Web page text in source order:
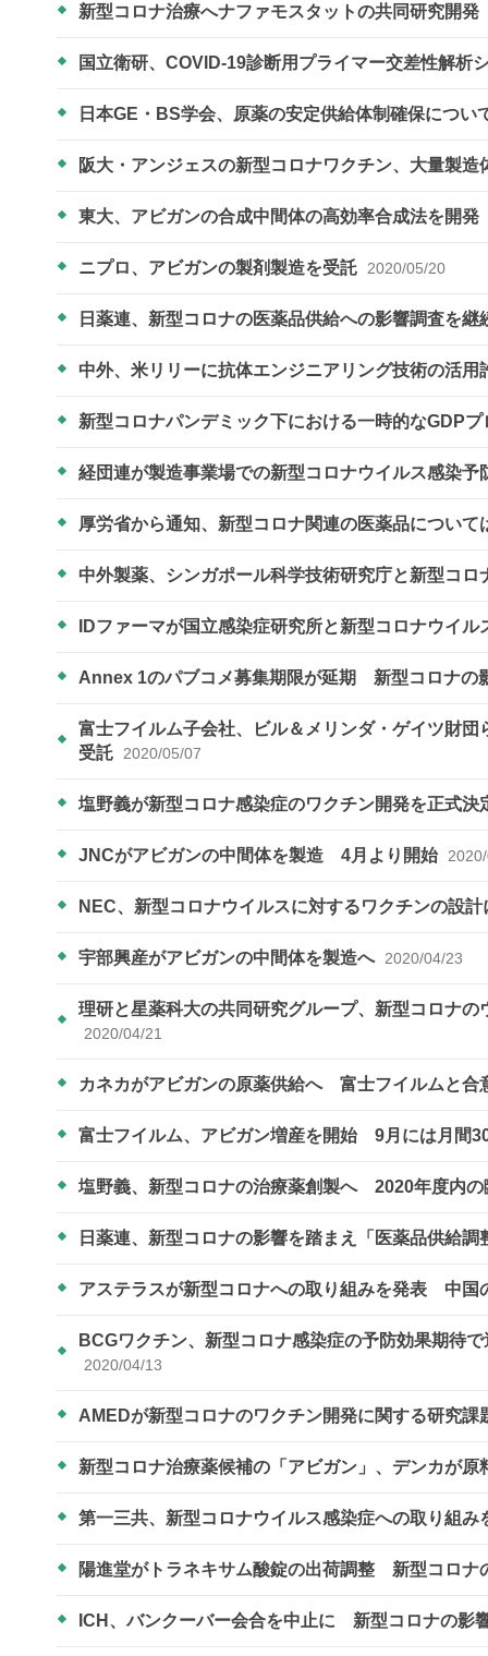
新型コロナ治療へナファモスタットの共同研究
国立衛研、COVID-19診断用プライマー交差性解析
日本GE・BS学会、原薬の安定供給体制確保につ
阪大・アンジェスの新型コロナワクチン、大量製
東大、アビガンの合成中間体の高効率合成法を開発
ニプロ、アビガンの製剤製造を受託 2020/05/20
日薬連、新型コロナの医薬品供給への影響調査を継
中外、米リリーに抗体エンジニアリング技術の活
新型コロナパンデミック下における一時的なGDP
経団連が製造事業場での新型コロナウイルス感染
厚労省から通知、新型コロナ関連の医薬品につい
中外製薬、シンガポール科学技術研究庁と新型コ
IDファーマが国立感染症研究所と新型コロナウイ
Annex 1のパブコメ募集期限が延期 新型コロナの
富士フイルム子会社、ビル＆メリンダ・ゲイツ財
受託
2020/05/07
塩野義が新型コロナ感染症のワクチン開発を正式決
JNCがアビガンの中間体を製造 4月より開始
NEC、新型コロナウイルスに対するワクチンの設
宇部興産がアビガンの中間体を製造へ 2020/04/23
理研と星薬科大の共同研究グループ、新型コロナ
2020/04/21
カネカがアビガンの原薬供給へ 富士フイルムと合
富士フイルム、アビガン増産を開始 9月には月間
塩野義、新型コロナの治療薬創製へ 2020年度内
日薬連、新型コロナの影響を踏まえ「医薬品供給
アステラスが新型コロナへの取り組みを発表 中国
BCGワクチン、新型コロナ感染症の予防効果期待
2020/04/13
AMEDが新型コロナのワクチン開発に関する研究課
新型コロナ治療薬候補の「アビガン」、デンカが
第一三共、新型コロナウイルス感染症への取り組
陽進堂がトラネキサム酸錠の出荷調整 新型コロナ
ICH、バンクーバー会合を中止に 新型コロナの影